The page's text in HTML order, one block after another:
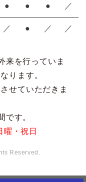
● ● ● ／
／ ● ／ ／
来を行っていま
ります。
せていただきま
す。
曜・祝日
Reserved.